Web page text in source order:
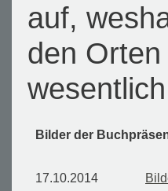
auf,
den
Bilder der
17.10.2014